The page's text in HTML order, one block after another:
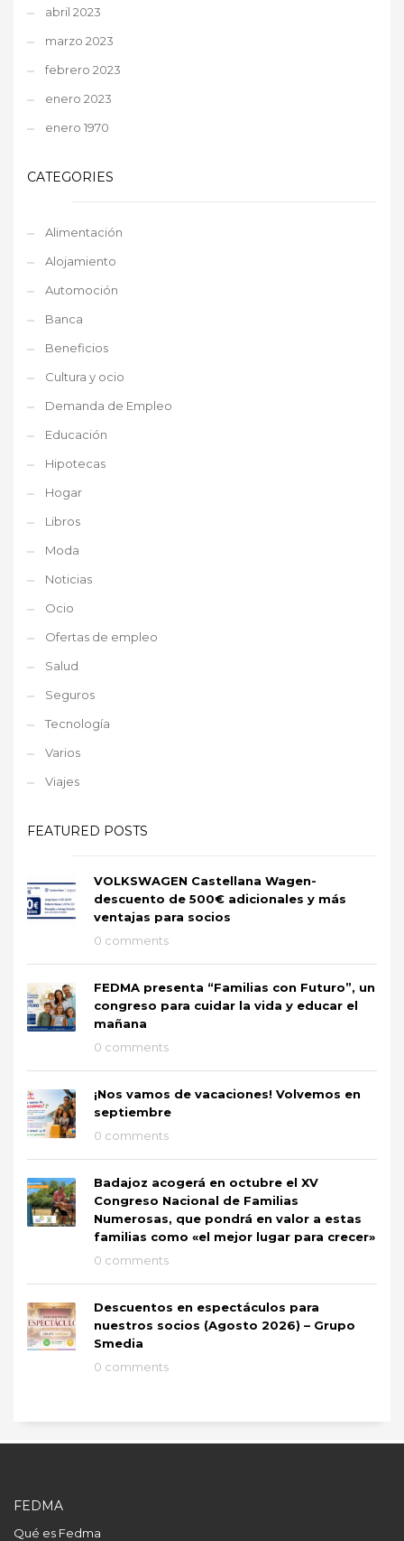
abril 2023
marzo 2023
febrero 2023
enero 2023
enero 1970
CATEGORIES
Alimentación
Alojamiento
Automoción
Banca
Beneficios
Cultura y ocio
Demanda de Empleo
Educación
Hipotecas
Hogar
Libros
Moda
Noticias
Ocio
Ofertas de empleo
Salud
Seguros
Tecnología
Varios
Viajes
FEATURED POSTS
VOLKSWAGEN Castellana Wagen-
descuento de 500€ adicionales y más
ventajas para socios
0 comments
FEDMA presenta “Familias con Futuro”, un
congreso para cuidar la vida y educar el
mañana
0 comments
¡Nos vamos de vacaciones! Volvemos en
septiembre
0 comments
Badajoz acogerá en octubre el XV
Congreso Nacional de Familias
Numerosas, que pondrá en valor a estas
familias como «el mejor lugar para crecer»
0 comments
Descuentos en espectáculos para
nuestros socios (Agosto 2026) – Grupo
Smedia
0 comments
FEDMA
Qué es Fedma